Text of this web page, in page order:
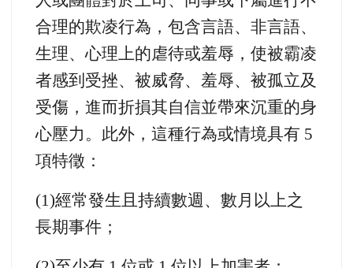
合理的欺凌行為，包含言語、非言語、
生理、心理上的虐待或羞辱，使被霸凌
者感到受挫、被威脅、羞辱、被孤立及
受傷，進而折損其自信並帶來沉重的身
心壓力。此外，這種行為或情境具有 5
項特徵：
(1)經常發生且持續數週、數月以上之
長期事件；